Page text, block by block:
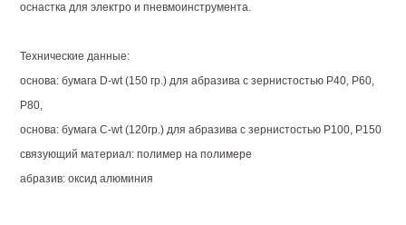
оснастка для электро и пневмоинструмента.
Технические данные:
основа: бумага D-wt (150 гр.) для абразива с зернистостью P40, P60,
P80,
основа: бумага С-wt (120гр.) для абразива с зернистостью P100, P150
связующий материал: полимер на полимере
абразив: оксид алюминия